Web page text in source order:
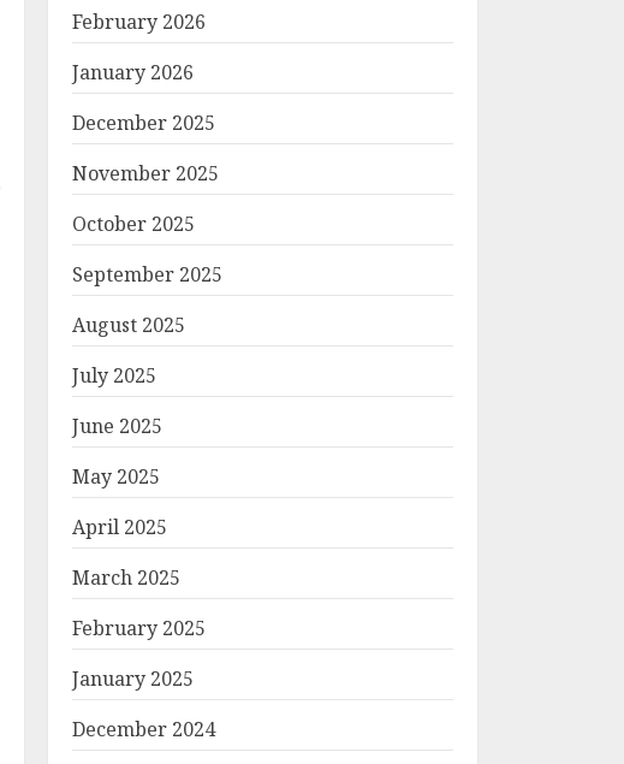
February 2026
January 2026
December 2025
November 2025
October 2025
September 2025
August 2025
July 2025
June 2025
May 2025
April 2025
March 2025
February 2025
January 2025
December 2024